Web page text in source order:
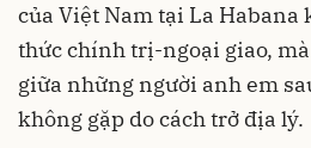
của Việt Nam tại La Habana
thức chính trị-ngoại giao,
giữa những người anh em
không gặp do cách trở địa lý.